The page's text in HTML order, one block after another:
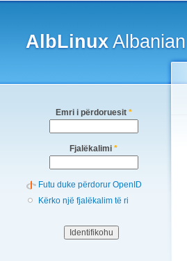
AlbLinux
Emri i përdoruesit *
Fjalëkalimi *
Futu duke përdorur OpenID
Kërko një fjalëkalim të ri